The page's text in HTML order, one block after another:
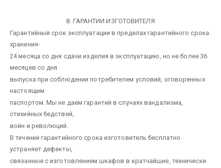
8. ГАРАНТИИ ИЗГОТОВИТЕЛЯ
Гарантийный срок эксплуатации в пределах гарантийного срока
хранения-
24 месяца со дня сдачи изделия в эксплуатацию, но не более 36
месяцев со дня
выпуска при соблюдении потребителем условий, оговоренных
настоящим
паспортом. Мы не даем гарантий в случаях вандализма,
стихийных бедствий,
войн и революций.
В течении гарантийного срока изготовитель бесплатно
устраняет дефекты,
связанные с изготовлением шкафов в кратчайшие, технически